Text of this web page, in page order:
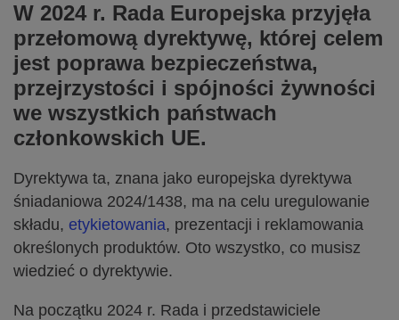
W 2024 r. Rada Europejska przyjęła
przełomową dyrektywę, której celem
jest poprawa bezpieczeństwa,
przejrzystości i spójności żywności
we wszystkich państwach
członkowskich UE.
Dyrektywa ta, znana jako europejska dyrektywa
śniadaniowa 2024/1438, ma na celu uregulowanie
składu, etykietowania, prezentacji i reklamowania
określonych produktów. Oto wszystko, co musisz
wiedzieć o dyrektywie.
Na początku 2024 r. Rada i przedstawiciele